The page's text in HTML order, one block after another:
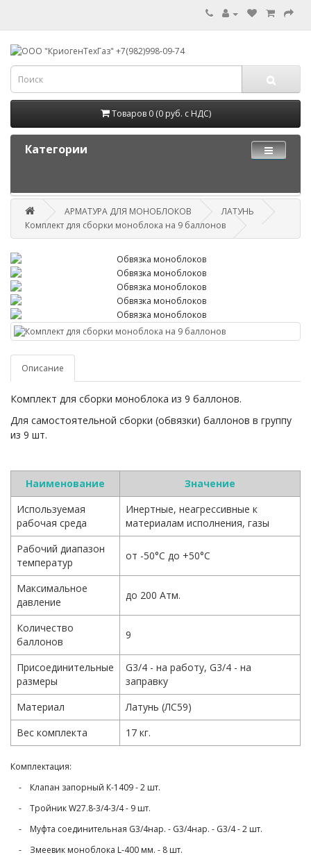
Товаров 0 (0 руб. с НДС)
Категории
АРМАТУРА ДЛЯ МОНОБЛОКОВ
ЛАТУНЬ
Комплект для сборки моноблока на 9 баллонов
Описание
Комплект для сборки моноблока из 9 баллонов.
Для самостоятельной сборки (обвязки) баллонов в группу
из 9 шт.
Наименование
Значение
Используемая
рабочая среда
Инертные, неагрессивные к
материалам исполнения, газы
Рабочий диапазон
температур
от -50°С до +50°С
Максимальное
давление
до 200 Атм.
Количество
баллонов
9
Присоединительные
размеры
G3/4 - на работу, G3/4 - на
заправку
Материал
Латунь (ЛС59)
Вес комплекта
17 кг.
Комплектация:
- Клапан запорный К-1409 - 2 шт.
- Тройник W27.8-3/4-3/4 - 9 шт.
- Муфта соединительная G3/4нар. - G3/4нар. - G3/4 - 2 шт.
- Змеевик моноблока L-400 мм. - 8 шт.